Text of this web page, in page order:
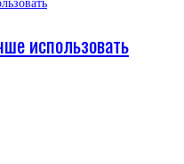
использовать